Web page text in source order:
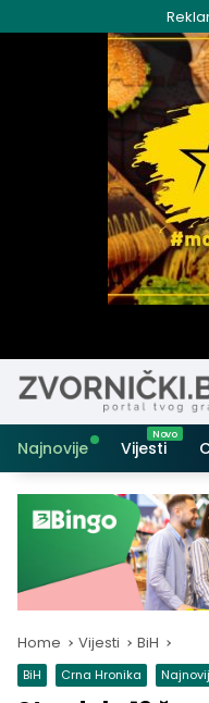
to
Najnovije Vijesti
Home Vijesti BiH
BiH Crna Hronika